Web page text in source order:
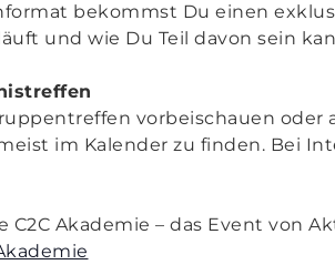
bekommst Du einen
und wie Du Teil davon sein
vorbeischauen
im Kalender zu finden. Bei
Akademie – das Event von